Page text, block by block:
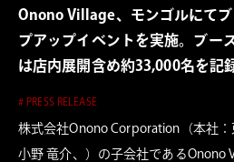
Onono Village、モンゴルにて
プアップイベントを実施。ブー
は店内展開含め約33,000名を記
# PRESS RELEASE
株式会社Onono Corporation（本社：
小野 竜介、）の子会社であるOnono